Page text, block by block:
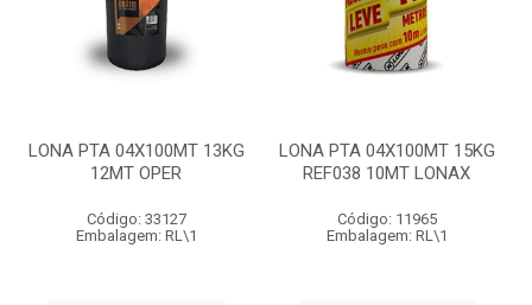
LONA PTA 04X100MT 13KG
12MT OPER
Código: 33127
Embalagem: RL\1
LONA PTA 04X100MT 15KG
REF038 10MT LONAX
Código: 11965
Embalagem: RL\1